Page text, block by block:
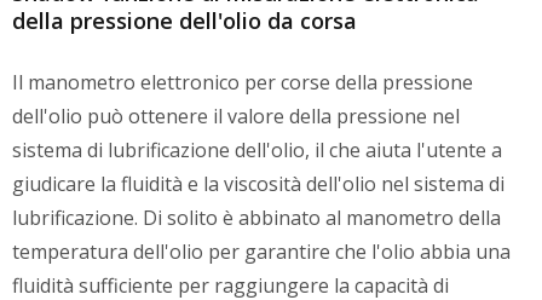
della pressione dell'olio da corsa
Il manometro elettronico per corse della pressione
dell'olio può ottenere il valore della pressione nel
sistema di lubrificazione dell'olio, il che aiuta l'utente a
giudicare la fluidità e la viscosità dell'olio nel sistema di
lubrificazione. Di solito è abbinato al manometro della
temperatura dell'olio per garantire che l'olio abbia una
fluidità sufficiente per raggiungere la capacità di